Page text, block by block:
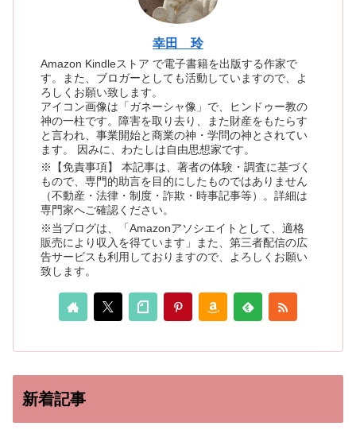
幸田 玲
Amazon Kindleストア で電子書籍を出版する作家で
す。また、ブロガーとしても活動していますので、よ
ろしくお願い致します。
アイコン画像は「ガネーシャ像」で、ヒンドゥー教の
神の一柱です。障害を取り去り、また財産をもたらす
と言われ、事業開始と商業の神・学問の神とされてい
ます。 因みに、わたしは自由思想家です。
※【免責事項】 本記事は、著者の体験・調査に基づく
もので、専門的助言を目的にしたものではありません
（不動産・法律・制度・詐欺・時事記事等）。詳細は
専門家へご確認ください。
※当ブログは、「Amazonアソシエイトとして、適格
販売により収入を得ています」また、第三者配信の広
告サービスも利用しておりますので、よろしくお願い
致します。
新着記事